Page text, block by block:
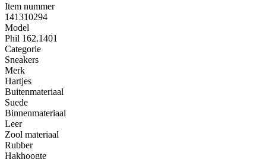
Item nummer
141310294
Model
Phil 162.1401
Categorie
Sneakers
Merk
Hartjes
Buitenmateriaal
Suede
Binnenmateriaal
Leer
Zool materiaal
Rubber
Hakhoogte